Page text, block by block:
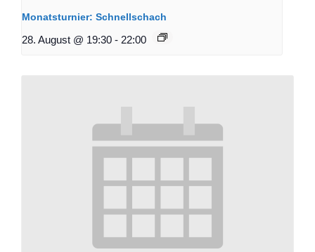
Monatsturnier: Schnellschach
28. August @ 19:30 - 22:00